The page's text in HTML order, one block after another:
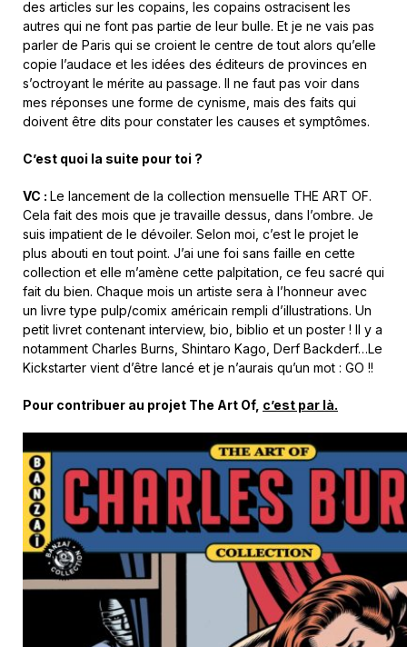
des articles sur les copains, les copains ostracisent les
autres qui ne font pas partie de leur bulle. Et je ne vais pas
parler de Paris qui se croient le centre de tout alors qu’elle
copie l’audace et les idées des éditeurs de provinces en
s’octroyant le mérite au passage. Il ne faut pas voir dans
mes réponses une forme de cynisme, mais des faits qui
doivent être dits pour constater les causes et symptômes.
C’est quoi la suite pour toi ?
VC : Le lancement de la collection mensuelle THE ART OF.
Cela fait des mois que je travaille dessus, dans l’ombre. Je
suis impatient de le dévoiler. Selon moi, c’est le projet le
plus abouti en tout point. J’ai une foi sans faille en cette
collection et elle m’amène cette palpitation, ce feu sacré qui
fait du bien. Chaque mois un artiste sera à l’honneur avec
un livre type pulp/comix américain rempli d’illustrations. Un
petit livret contenant interview, bio, biblio et un poster ! Il y a
notamment Charles Burns, Shintaro Kago, Derf Backderf…Le
Kickstarter vient d’être lancé et je n’aurais qu’un mot : GO !!
Pour contribuer au projet The Art Of, c’est par là.